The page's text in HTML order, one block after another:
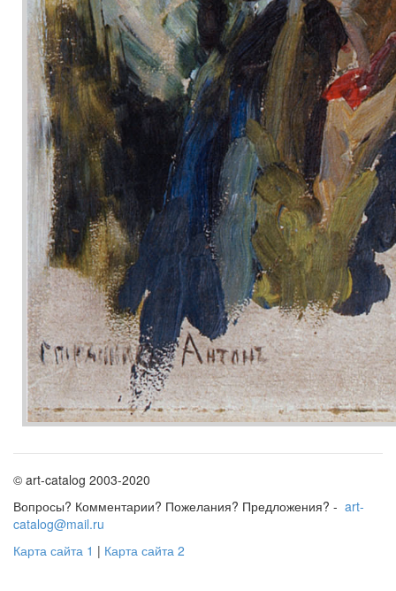
© art-catalog 2003-2020
Вопросы? Комментарии? Пожелания? Предложения? - art-
catalog@mail.ru
Карта сайта 1 | Карта сайта 2